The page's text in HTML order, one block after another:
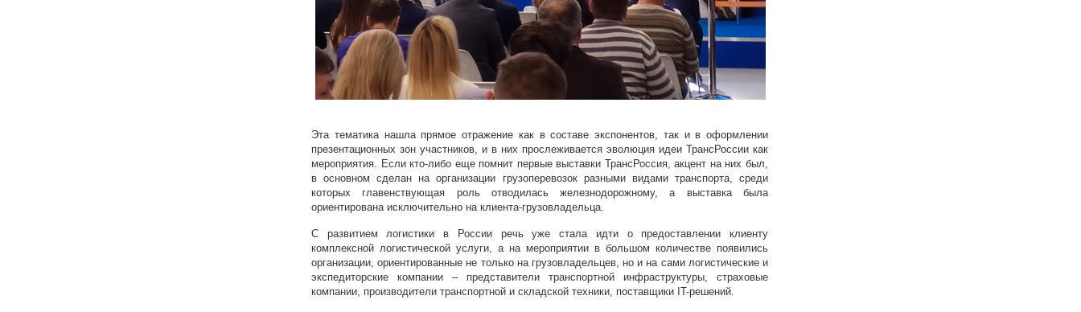
Эта тематика нашла прямое отражение как в составе экспонентов, так и в оформлении
презентационных зон участников, и в них прослеживается эволюция идеи ТрансРоссии как
мероприятия. Если кто-либо еще помнит первые выставки ТрансРоссия, акцент на них был,
в основном сделан на организации грузоперевозок разными видами транспорта, среди
которых главенствующая роль отводилась железнодорожному, а выставка была
ориентирована исключительно на клиента-грузовладельца.
С развитием логистики в России речь уже стала идти о предоставлении клиенту
комплексной логистической услуги, а на мероприятии в большом количестве появились
организации, ориентированные не только на грузовладельцев, но и на сами логистические и
экспедиторские компании – представители транспортной инфраструктуры, страховые
компании, производители транспортной и складской техники, поставщики IT-решений.